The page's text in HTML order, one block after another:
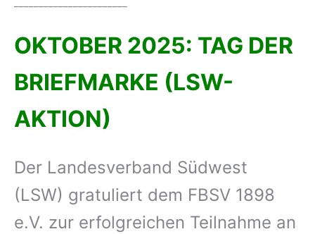
OKTOBER 2025: TAG DER
BRIEFMARKE (LSW-
AKTION)
Der Landesverband Südwest
(LSW) gratuliert dem FBSV 1898
e.V. zur erfolgreichen Teilnahme an